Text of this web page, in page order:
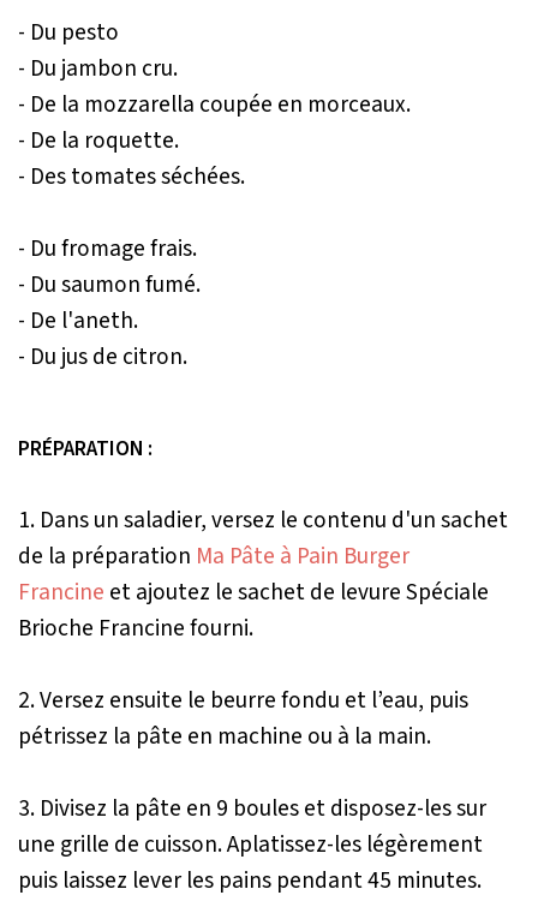
- Du pesto
- Du jambon cru.
- De la mozzarella coupée en morceaux.
- De la roquette.
- Des tomates séchées.
- Du fromage frais.
- Du saumon fumé.
- De l'aneth.
- Du jus de citron.
PRÉPARATION :
1. Dans un saladier, versez le contenu d'un sachet
de la préparation Ma Pâte à Pain Burger
Francine et ajoutez le sachet de levure Spéciale
Brioche Francine fourni.
2. Versez ensuite le beurre fondu et l’eau, puis
pétrissez la pâte en machine ou à la main.
3. Divisez la pâte en 9 boules et disposez-les sur
une grille de cuisson. Aplatissez-les légèrement
puis laissez lever les pains pendant 45 minutes.